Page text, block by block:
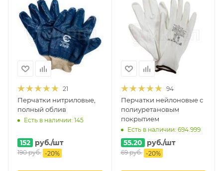
21
Перчатки нитриловые,
полный облив
Есть в наличии: 145
152 руб./шт
190руб. -20%
94
Перчатки нейлоновые с
полиуретановым
покрытием
Есть в наличии: 694.999
55.20 руб./шт
69руб. -20%